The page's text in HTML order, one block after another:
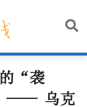
的“袭
—— 乌克